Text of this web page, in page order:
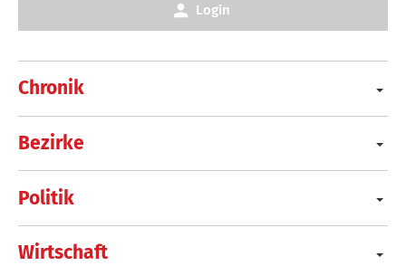
Chronik
Bezirke
Politik
Wirtschaft
Login